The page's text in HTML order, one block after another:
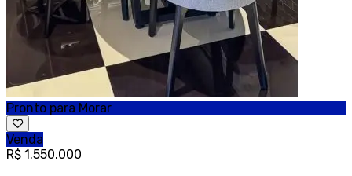
Pronto para Morar
Venda
R$ 1.550.000